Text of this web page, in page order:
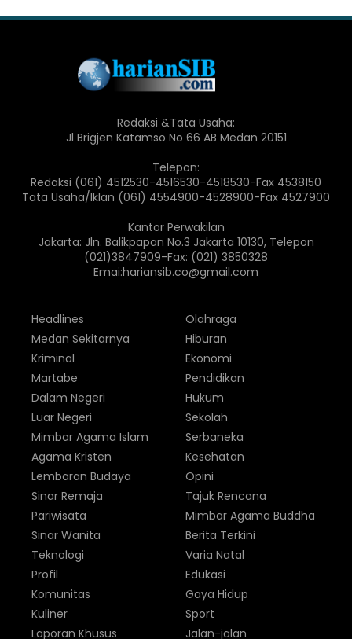
Redaksi &Tata Usaha:
Jl Brigjen Katamso No 66 AB Medan 20151
Telepon:
Redaksi (061) 4512530-4516530-4518530-Fax 4538150
Tata Usaha/Iklan (061) 4554900-4528900-Fax 4527900
Kantor Perwakilan
Jakarta: Jln. Balikpapan No.3 Jakarta 10130, Telepon
(021)3847909-Fax: (021) 3850328
Emai:hariansib.co@gmail.com
Headlines
Medan Sekitarnya
Kriminal
Martabe
Dalam Negeri
Luar Negeri
Olahraga
Hiburan
Ekonomi
Pendidikan
Hukum
Sekolah
Mimbar Agama Islam
Agama Kristen
Lembaran Budaya
Sinar Remaja
Pariwisata
Sinar Wanita
Serbaneka
Kesehatan
Opini
Tajuk Rencana
Mimbar Agama Buddha
Berita Terkini
Teknologi
Profil
Komunitas
Kuliner
Laporan Khusus
Varia Natal
Edukasi
Gaya Hidup
Sport
Jalan-jalan